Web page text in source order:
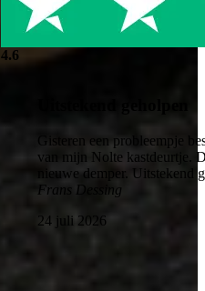
4.6
Gisteren een probleempje
van mijn Nolte kastdeurtje.
nieuwe demper. Uitstekend
Frans Dessing
24 juli 2026